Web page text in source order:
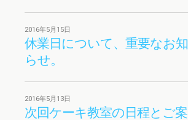
2016年5月15日
休業日について、重要なお知
らせ。
2016年5月13日
次回ケーキ教室の日程とご案